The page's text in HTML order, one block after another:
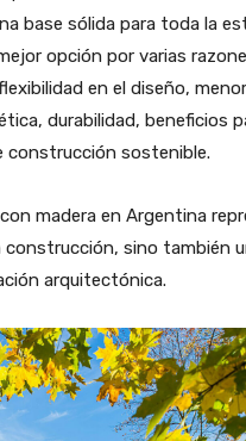
base sólida para toda la
opción por varias
en el diseño,
durabilidad, beneficios
construcción sostenible.
madera en Argentina
construcción, sino también
arquitectónica.